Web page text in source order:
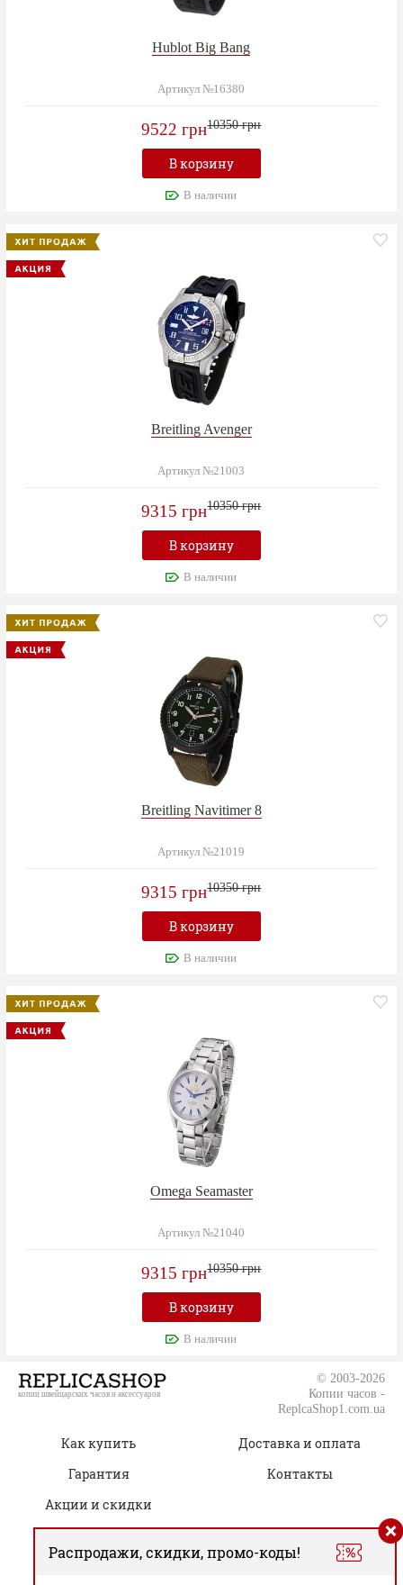
Hublot Big Bang
Артикул №16380
9522 грн10350 грн
В корзину
В наличии
Breitling Avenger
Артикул №21003
9315 грн10350 грн
В корзину
В наличии
Breitling Navitimer 8
Артикул №21019
9315 грн10350 грн
В корзину
В наличии
Omega Seamaster
Артикул №21040
9315 грн10350 грн
В корзину
В наличии
копии швейцарских часов и аксессуаров
© 2003-2026
Копии часов -
ReplcaShop1.com.ua
Как купить
Доставка и оплата
Гарантия
Контакты
Акции и скидки
(050) 805-76-96
Распродажи, скидки, промо-коды!